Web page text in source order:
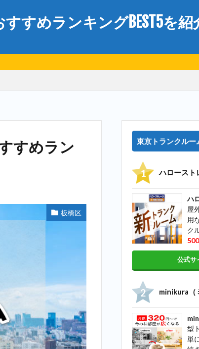
すめランキングBEST5を紹
すめラン
板橋区
東京トランクルー
ハロースト
ハ
屋
用
ク
公式サ
minikura（
型
単